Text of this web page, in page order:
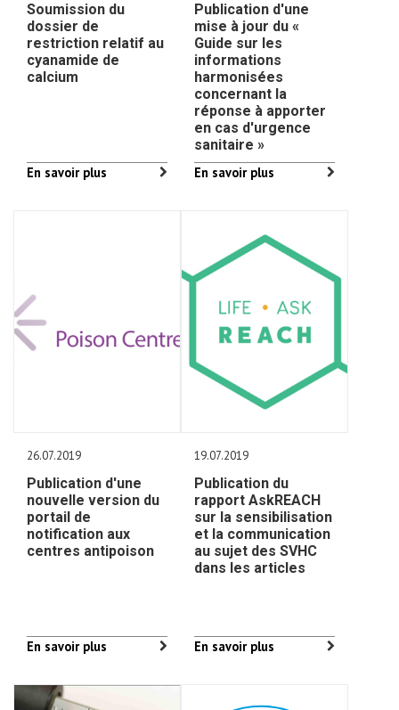
Soumission du
dossier de
restriction relatif au
cyanamide de
calcium
En savoir plus
Publication d'une
mise à jour du «
Guide sur les
informations
harmonisées
concernant la
réponse à apporter
en cas d'urgence
sanitaire »
En savoir plus
26.07.2019
Publication d'une
nouvelle version du
portail de
notification aux
centres antipoison
En savoir plus
19.07.2019
Publication du
rapport AskREACH
sur la sensibilisation
et la communication
au sujet des SVHC
dans les articles
En savoir plus